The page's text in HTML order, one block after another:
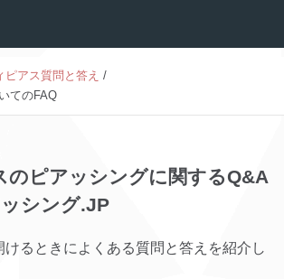
ピアス質問と答え /
てのFAQ
のピアッシングに関するQ&A
シング.JP
けるときによくある質問と答えを紹介し